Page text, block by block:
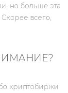
но больше эта
всего,
криптобиржи